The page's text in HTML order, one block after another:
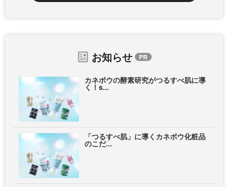
お知らせ
カネボウの酵素研究がつるすべ肌に導
く！s...
「つるすべ肌」に導くカネボウ化粧品
のこだ...